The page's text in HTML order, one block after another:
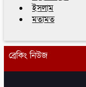
ইসলাম
মতামত
ব্রেকিং নিউজ